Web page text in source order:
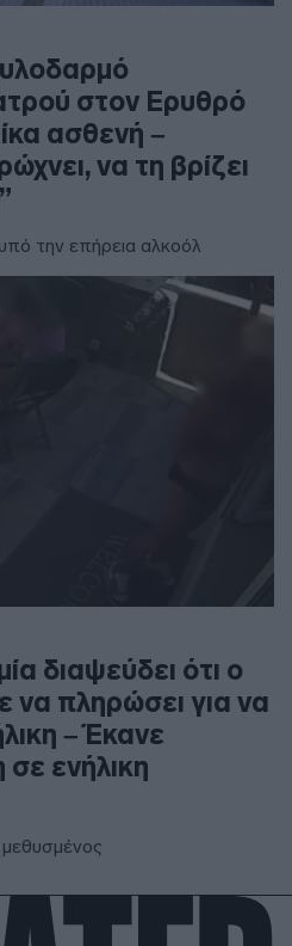
στον Ερυθρό
ασθενή –
να τη βρίζει
την επήρεια αλκοόλ
διαψεύδει ότι ο
να πληρώσει για να
– Έκανε
ενήλικη